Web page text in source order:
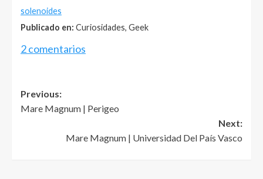
solenoides
Publicado en: Curiosidades, Geek
2 comentarios
Post
navigation
Previous:
Mare Magnum | Perigeo
Next:
Mare Magnum | Universidad Del País Vasco